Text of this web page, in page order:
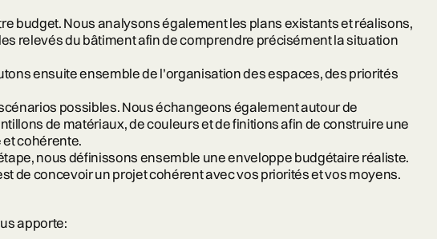
budget. Nous analysons également les plans existants et réalisons,
relevés du bâtiment afin de comprendre précisément la situation
ensuite ensemble de l’organisation des espaces, des priorités
possibles. Nous échangeons également autour de
de matériaux, de couleurs et de finitions afin de construire une
cohérente.
nous définissons ensemble une enveloppe budgétaire réaliste.
de concevoir un projet cohérent avec vos priorités et vos moyens.
apporte: